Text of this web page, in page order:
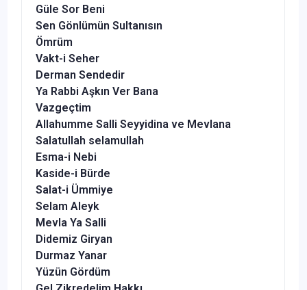
Güle Sor Beni
Sen Gönlümün Sultanısın
Ömrüm
Vakt-i Seher
Derman Sendedir
Ya Rabbi Aşkın Ver Bana
Vazgeçtim
Allahumme Salli Seyyidina ve Mevlana
Salatullah selamullah
Esma-i Nebi
Kaside-i Bürde
Salat-i Ümmiye
Selam Aleyk
Mevla Ya Salli
Didemiz Giryan
Durmaz Yanar
Yüzün Gördüm